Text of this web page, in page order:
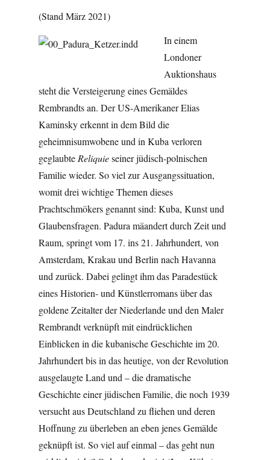
(Stand März 2021)
In einem
Londoner
Auktionshaus
steht die Versteigerung eines Gemäldes
Rembrandts an. Der US-Amerikaner Elias
Kaminsky erkennt in dem Bild die
geheimnisumwobene und in Kuba verloren
geglaubteReliquieseiner jüdisch-polnischen
Familie wieder. So viel zur Ausgangssituation,
womit drei wichtige Themen dieses
Prachtschmökers genannt sind: Kuba, Kunst und
Glaubensfragen. Padura mäandert durch Zeit und
Raum, springt vom 17. ins 21. Jahrhundert, von
Amsterdam, Krakau und Berlin nach Havanna
und zurück. Dabei gelingt ihm das Paradestück
eines Historien- und Künstlerromans über das
goldene Zeitalter der Niederlande und den Maler
Rembrandt verknüpft mit eindrücklichen
Einblicken in die kubanische Geschichte im 20.
Jahrhundert bis in das heutige, von der Revolution
ausgelaugte Land und – die dramatische
Geschichte einer jüdischen Familie, die noch 1939
versucht aus Deutschland zu fliehen und deren
Hoffnung zu überleben an eben jenes Gemälde
geknüpft ist. So viel auf einmal – das geht nun